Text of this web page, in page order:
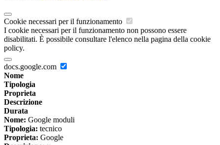
Cookie necessari per il funzionamento
I cookie necessari per il funzionamento non possono essere
disabilitati. È possibile consultare l'elenco nella pagina della cookie
policy.
docs.google.com
Nome
Tipologia
Proprieta
Descrizione
Durata
Nome: Google moduli
Tipologia: tecnico
Proprieta: Google